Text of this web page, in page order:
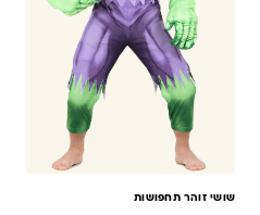
שושי זוהר תחפושות